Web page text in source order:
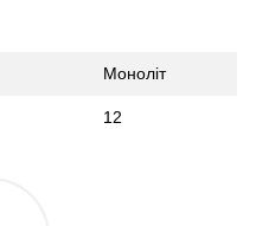
Моноліт
12